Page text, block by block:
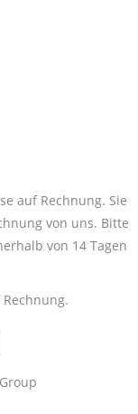
auf Rechnung. Sie
von uns. Bitte
von 14 Tagen